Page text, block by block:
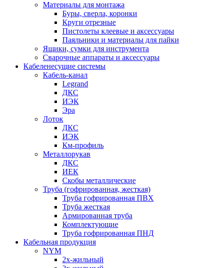
Материалы для монтажа
Буры, сверла, коронки
Круги отрезные
Пистолеты клеевые и аксессуары
Паяльники и материалы для пайки
Ящики, сумки для инструмента
Сварочные аппараты и аксессуары
Кабеленесущие системы
Кабель-канал
Legrand
ДКС
ИЭК
Эра
Лоток
ДКС
ИЭК
Км-профиль
Металлорукав
ДКС
ИЕК
Скобы металлические
Труба (гофрированная, жесткая)
Труба гофрированная ПВХ
Труба жесткая
Армированная труба
Комплектующие
Труба гофрированная ПНД
Кабельная продукция
NYM
2х-жильный